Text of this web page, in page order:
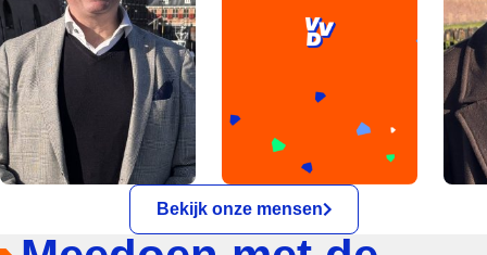
Bekijk onze mensen